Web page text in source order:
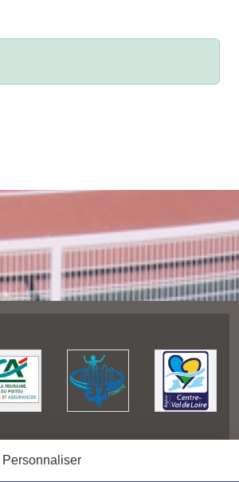
Personnaliser